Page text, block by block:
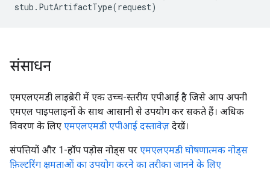
stub . PutArtifactType(request)
संसाधन
एमएलएमडी लाइब्रेरी में एक उच्च-स्तरीय एपीआई है जिसे आप अपनी
एमएल पाइपलाइनों के साथ आसानी से उपयोग कर सकते हैं। अधिक
विवरण के लिए एमएलएमडी एपीआई दस्तावेज़ देखें।
संपत्तियों और 1-हॉप पड़ोस नोड्स पर एमएलएमडी घोषणात्मक नोड्स
फ़िल्टरिंग क्षमताओं का उपयोग करने का तरीका जानने के लिए